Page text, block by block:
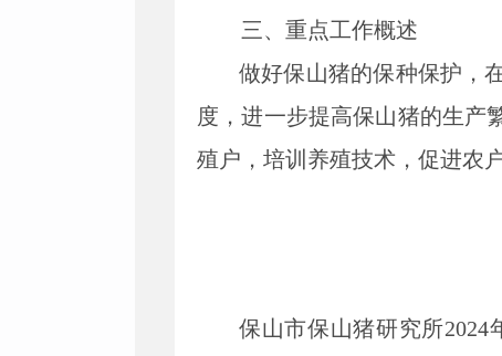
三、重点工作概述
做好保山猪的保种保护，
度，进一步提高保山猪的生产
殖户，培训养殖技术，促进农
保山市保山猪研究所2024